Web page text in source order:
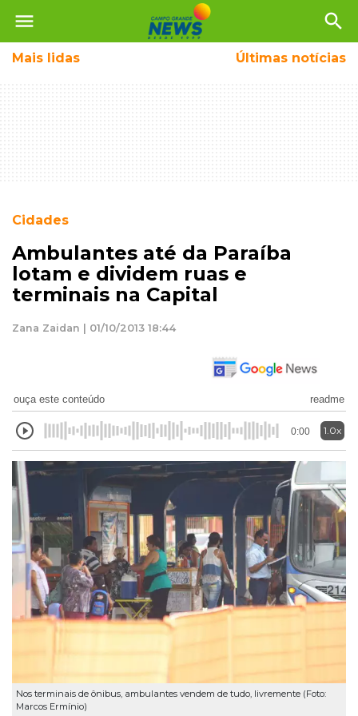
menu search
Mais lidas Últimas notícias
Cidades
Ambulantes até da Paraíba
lotam e dividem ruas e
terminais na Capital
Zana Zaidan | 01/10/2013 18:44
ouça este conteúdo readme
0:00 1.0x
Nos terminais de ônibus, ambulantes vendem de tudo, livremente (Foto:
Marcos Ermínio)